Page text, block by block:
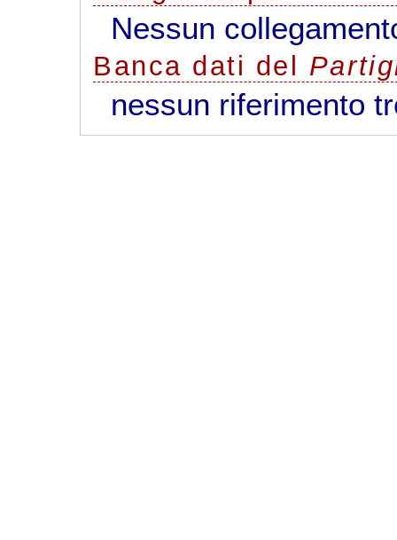
Nessun
Banca dati del
nessun riferimento